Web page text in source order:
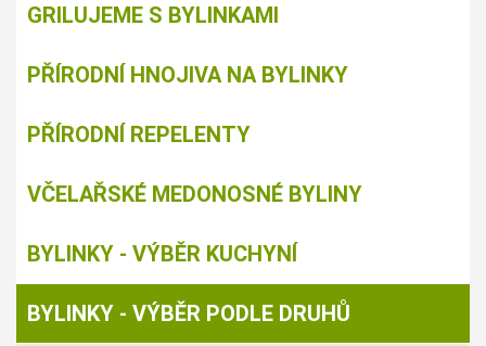
GRILUJEME S BYLINKAMI
PŘÍRODNÍ HNOJIVA NA BYLINKY
PŘÍRODNÍ REPELENTY
VČELAŘSKÉ MEDONOSNÉ BYLINY
BYLINKY - VÝBĚR KUCHYNÍ
BYLINKY - VÝBĚR PODLE DRUHŮ